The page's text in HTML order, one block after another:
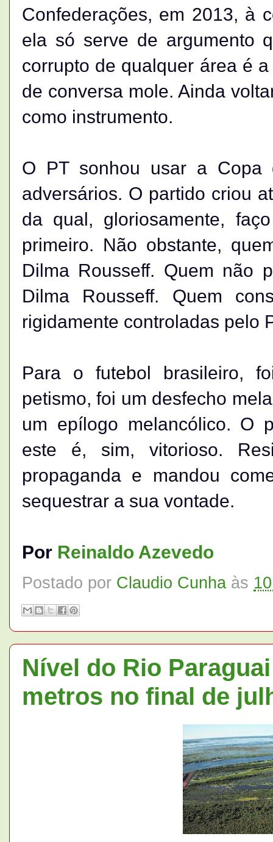
Confederações, em 2013, à
ela só serve de argumento
corrupto de qualquer área é
de conversa mole. Ainda
como instrumento.
O PT sonhou usar a Copa
adversários. O partido criou
da qual, gloriosamente,
primeiro. Não obstante,
Dilma Rousseff. Quem não
Dilma Rousseff. Quem
rigidamente controladas pelo
Para o futebol brasileiro,
petismo, foi um desfecho
um epílogo melancólico. O
este é, sim, vitorioso.
propaganda e mandou
sequestrar a sua vontade.
Por Reinaldo Azevedo
Postado por Claudio Cunha às
Nível do Rio
metros no final de